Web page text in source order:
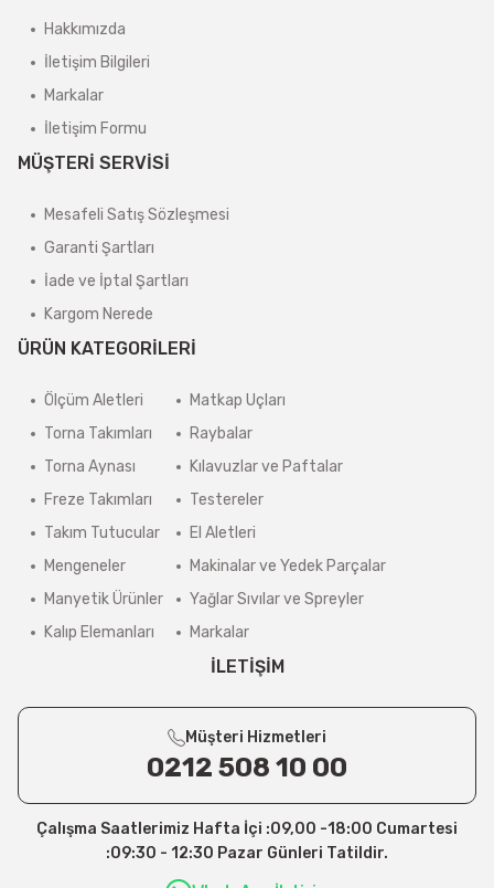
Hakkımızda
İletişim Bilgileri
Markalar
İletişim Formu
MÜŞTERİ SERVİSİ
Mesafeli Satış Sözleşmesi
Garanti Şartları
İade ve İptal Şartları
Kargom Nerede
ÜRÜN KATEGORİLERİ
Ölçüm Aletleri
Torna Takımları
Torna Aynası
Freze Takımları
Takım Tutucular
Mengeneler
Manyetik Ürünler
Kalıp Elemanları
Matkap Uçları
Raybalar
Kılavuzlar ve Paftalar
Testereler
El Aletleri
Makinalar ve Yedek Parçalar
Yağlar Sıvılar ve Spreyler
Markalar
İLETİŞİM
Müşteri Hizmetleri
0212 508 10 00
Çalışma Saatlerimiz Hafta İçi :09,00 -18:00 Cumartesi
:09:30 - 12:30 Pazar Günleri Tatildir.